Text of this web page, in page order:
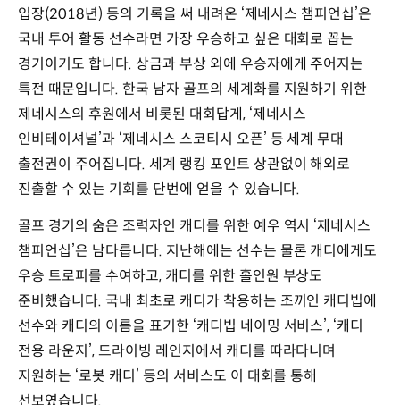
입장(2018년) 등의 기록을 써 내려온 ‘제네시스 챔피언십’은
국내 투어 활동 선수라면 가장 우승하고 싶은 대회로 꼽는
경기이기도 합니다. 상금과 부상 외에 우승자에게 주어지는
특전 때문입니다. 한국 남자 골프의 세계화를 지원하기 위한
제네시스의 후원에서 비롯된 대회답게, ‘제네시스
인비테이셔널’과 ‘제네시스 스코티시 오픈’ 등 세계 무대
출전권이 주어집니다. 세계 랭킹 포인트 상관없이 해외로
진출할 수 있는 기회를 단번에 얻을 수 있습니다.
골프 경기의 숨은 조력자인 캐디를 위한 예우 역시 ‘제네시스
챔피언십’은 남다릅니다. 지난해에는 선수는 물론 캐디에게도
우승 트로피를 수여하고, 캐디를 위한 홀인원 부상도
준비했습니다. 국내 최초로 캐디가 착용하는 조끼인 캐디빕에
선수와 캐디의 이름을 표기한 ‘캐디빕 네이밍 서비스’, ‘캐디
전용 라운지’, 드라이빙 레인지에서 캐디를 따라다니며
지원하는 ‘로봇 캐디’ 등의 서비스도 이 대회를 통해
선보였습니다.